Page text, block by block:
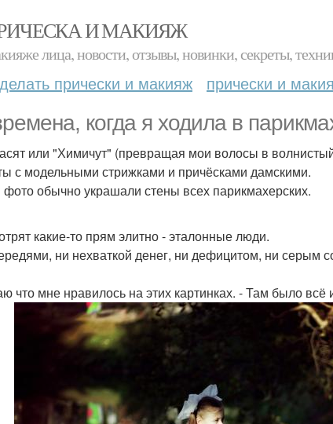
И МАКИЯЖ
лица, новости, отзывы, новинки, секреты,
прически и макияж прически и
когда я ходила в
или "Химичут" (превращая мои волосы в
с модельными стрижками и причёсками дамскими.
обычно украшали стены всех парикмахерских.
какие-то прям элитно - эталонные люди.
ни нехваткой денег, ни дефицитом, ни серым
что мне нравилось на этих картинках. - Там было всё